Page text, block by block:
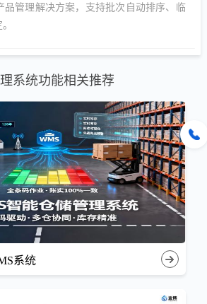
品管理解决方案，支持批次自动排序、临
系统功能相关推荐
系统